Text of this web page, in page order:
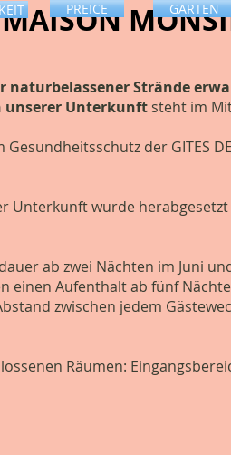
MAISON
PREICE GARTEN
Strände
unserer Unterkunft steht im
der GITES
Unterkunft wurde
ab zwei Nächten im Juni
einen Aufenthalt ab fünf
zwischen jedem
Räumen: